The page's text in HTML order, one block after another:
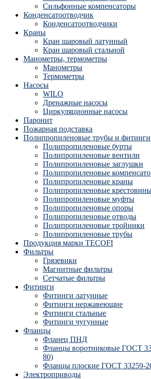
Сильфонные компенсаторы
Конденсатоотводчик
Конденсатоотводчики
Краны
Кран шаровый латунный
Кран шаровый стальной
Манометры, термометры
Манометры
Термометры
Насосы
WILO
Дренажные насосы
Циркуляционные насосы
Паронит
Пожарная подставка
Полипропиленовые трубы и фитинги
Полипропиленовые бурты
Полипропиленовые вентили
Полипропиленовые заглушки
Полипропиленовые
Полипропиленовые краны
Полипропиленовые
Полипропиленовые муфты
Полипропиленовые опоры
Полипропиленовые отводы
Полипропиленовые тройники
Полипропиленовые трубы
Продукция марки TECOFI
Фильтры
Грязевики
Магнитные фильтры
Сетчатые фильтры
Фитинги
Фитинги латунные
Фитинги нержавеющие
Фитинги стальные
Фитинги чугунные
Фланцы
Фланец ПНД
Фланцы воротниковые ГОСТ
80)
Фланцы плоские ГОСТ 33259-
Электроприводы